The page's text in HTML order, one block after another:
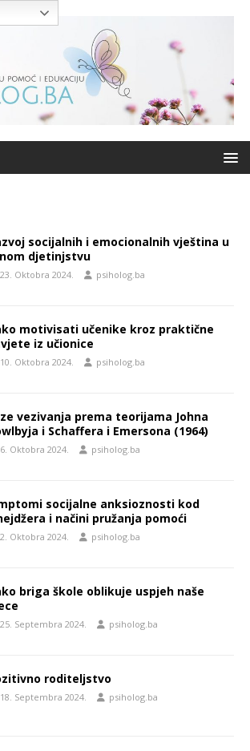
socijalnih i emocionalnih vještina u
djetinjstvu
23. Oktobra 2024. psiholog.ba
motivisati učenike kroz praktične
iz učionice
10. Oktobra 2024. psiholog.ba
vezivanja prema teorijama Johna
i Schaffera i Emersona (1964)
6. Oktobra 2024. psiholog.ba
socijalne anksioznosti kod
i načini pružanja pomoći
2. Oktobra 2024. psiholog.ba
briga škole oblikuje uspjeh naše
25. Septembra 2024. psiholog.ba
roditeljstvo
18. Septembra 2024. psiholog.ba